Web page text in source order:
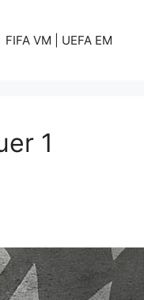
FIFA VM | UEFA EM
1